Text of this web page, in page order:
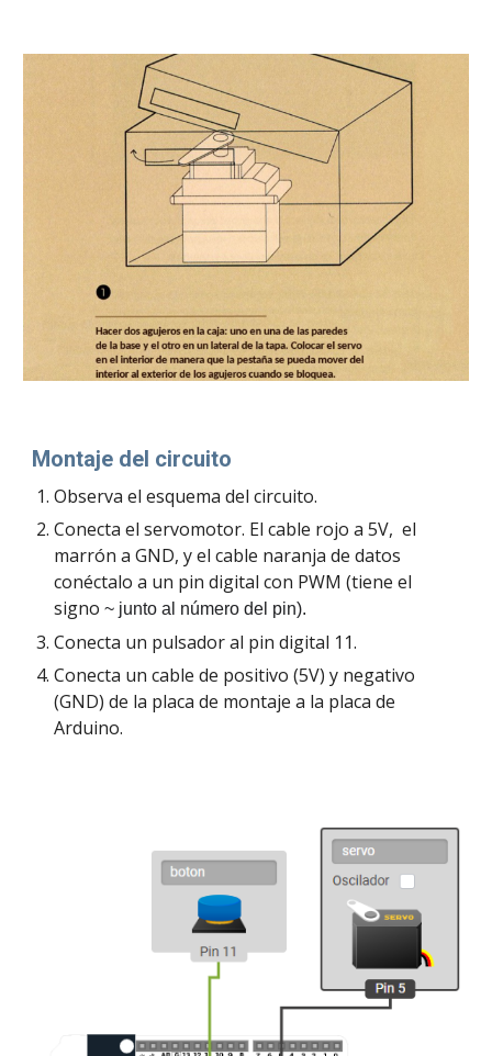
Montaje del circuito
Observa el esquema del circuito.
Conecta el servomotor. El cable rojo a 5V, el
conéctalo a un pin digital con PWM (tiene el
signo ~ junto al número del pin).
Conecta un pulsador al pin digital 11.
Conecta un cable de positivo (5V) y negativo
(GND) de la placa de montaje a la placa de
Arduino.